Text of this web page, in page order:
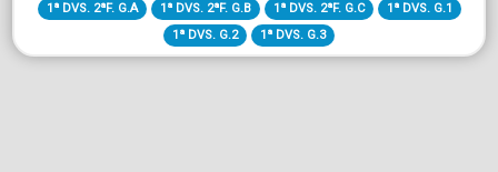
1ª DVS. 2ªF. G.A
1ª DVS. 2ªF. G.B 1ª DVS. 2ªF. G.C
1ª DVS. G.1
1ª DVS. G.2
1ª DVS. G.3